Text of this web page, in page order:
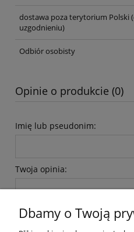
dostawa poza terytorium Polski
uzgodnieniu)
Odbiór osobisty
Opinie o produkcie (0)
Imię lub pseudonim:
Twoja opinia:
Dbamy o Twoją